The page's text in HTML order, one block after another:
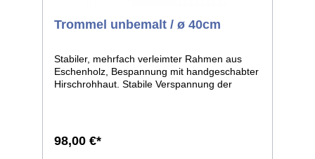
Trommel unbemalt / ø 40cm
Stabiler, mehrfach verleimter Rahmen aus
Eschenholz, Bespannung mit handgeschabter
Hirschrohhaut. Stabile Verspannung der
98,00 €*